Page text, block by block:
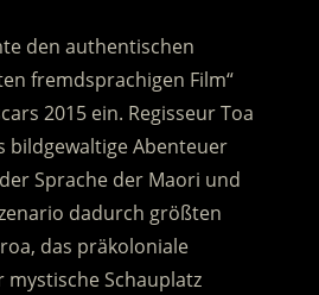
den authentischen
fremdsprachigen Film“
2015 ein. Regisseur Toa
bildgewaltige Abenteuer
Sprache der Maori und
dadurch größten
das präkoloniale
Schauplatz